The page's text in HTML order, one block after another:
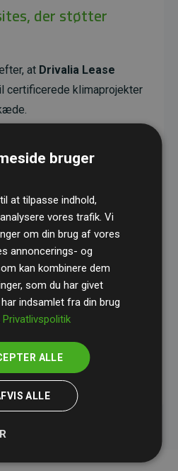
der støtter
at Drivalia Lease
certificerede klimaprojekter
i gennemsnit svarer til
som den estimerede
gennem Gold
ordning, der sikrer høj
i klimainvesteringer.
de konkrete projekter
der støtter klimaprojekter
bruger
at tilpasse indhold,
vores trafik. Vi
om din brug af vores
annoncerings- og
kan kombinere dem
som du har givet
indsamlet fra din brug
Privatlivspolitik
ALLE
ALLE